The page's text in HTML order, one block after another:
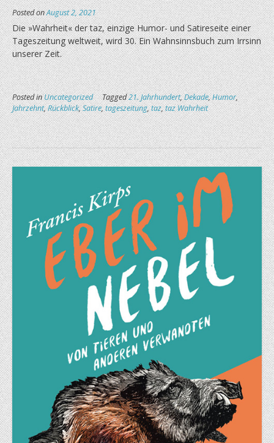
Posted onAugust 2, 2021
Die »Wahrheit« der taz, einzige Humor- und Satireseite einer
Tageszeitung weltweit, wird 30. Ein Wahnsinnsbuch zum Irrsinn
unserer Zeit.
Posted inUncategorized Tagged21. Jahrhundert,Dekade,Humor,
Jahrzehnt,Rückblick,Satire,tageszeitung,taz,taz Wahrheit